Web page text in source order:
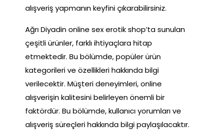
alışveriş yapmanın keyfini çıkarabilirsiniz.
Ağrı Diyadin online sex erotik shop’ta sunulan
çeşitli ürünler, farklı ihtiyaçlara hitap
etmektedir. Bu bölümde, popüler ürün
kategorileri ve özellikleri hakkında bilgi
verilecektir. Müşteri deneyimleri, online
alışverişin kalitesini belirleyen önemli bir
faktördür. Bu bölümde, kullanıcı yorumları ve
alışveriş süreçleri hakkında bilgi paylaşılacaktır.